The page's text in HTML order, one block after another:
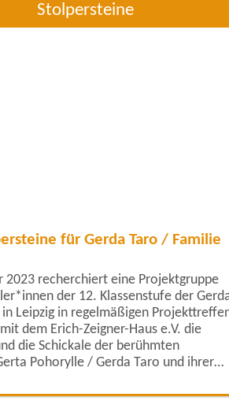
Stolpersteine
für Gerda Taro / Familie
2023 recherchiert eine Projektgruppe
der 12. Klassenstufe der
in Leipzig in regelmäßigen
dem Erich-Zeigner-Haus e.V. die
die Schickale der berühmten
Pohorylle / Gerda Taro und ihrer
Gittel und Hirsch Pohorylle sowie